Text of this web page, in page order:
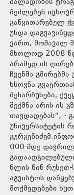
შეძლებენ
განვითარებულ
უნდა
ვართ, მომავალ
მხოლოდ 2008
არამედ ის
ჩვენმა
ხსოვნა
შენარჩუნება,
შექმნა არის ის
თავდადებას“, -
უნივერსიტეტის
000-მდე
წლის წინ
აგვისტოს
მოქმედებები